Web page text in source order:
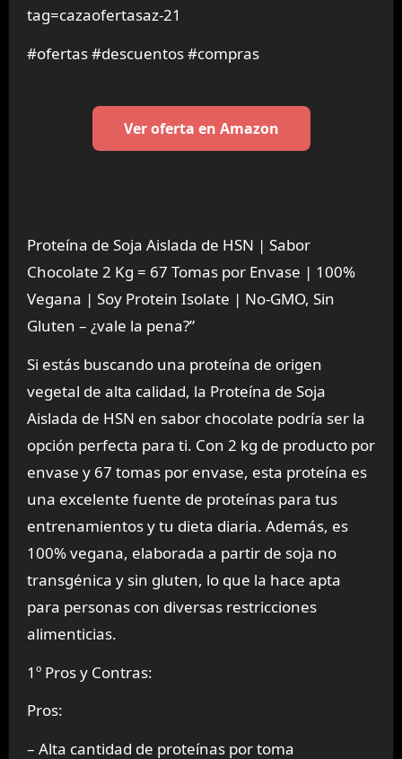
tag=cazaofertasaz-21
#ofertas #descuentos #compras
Ver oferta en Amazon
Proteína de Soja Aislada de HSN | Sabor
Chocolate 2 Kg = 67 Tomas por Envase | 100%
Vegana | Soy Protein Isolate | No-GMO, Sin
Gluten – ¿vale la pena?”
Si estás buscando una proteína de origen
vegetal de alta calidad, la Proteína de Soja
Aislada de HSN en sabor chocolate podría ser la
opción perfecta para ti. Con 2 kg de producto por
envase y 67 tomas por envase, esta proteína es
una excelente fuente de proteínas para tus
entrenamientos y tu dieta diaria. Además, es
100% vegana, elaborada a partir de soja no
transgénica y sin gluten, lo que la hace apta
para personas con diversas restricciones
alimenticias.
1º Pros y Contras:
Pros:
– Alta cantidad de proteínas por toma